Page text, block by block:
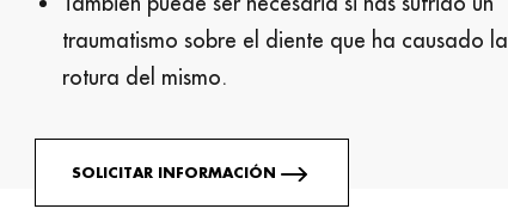
traumatismo sobre el diente que ha causado la
rotura del mismo.
SOLICITAR INFORMACIÓN